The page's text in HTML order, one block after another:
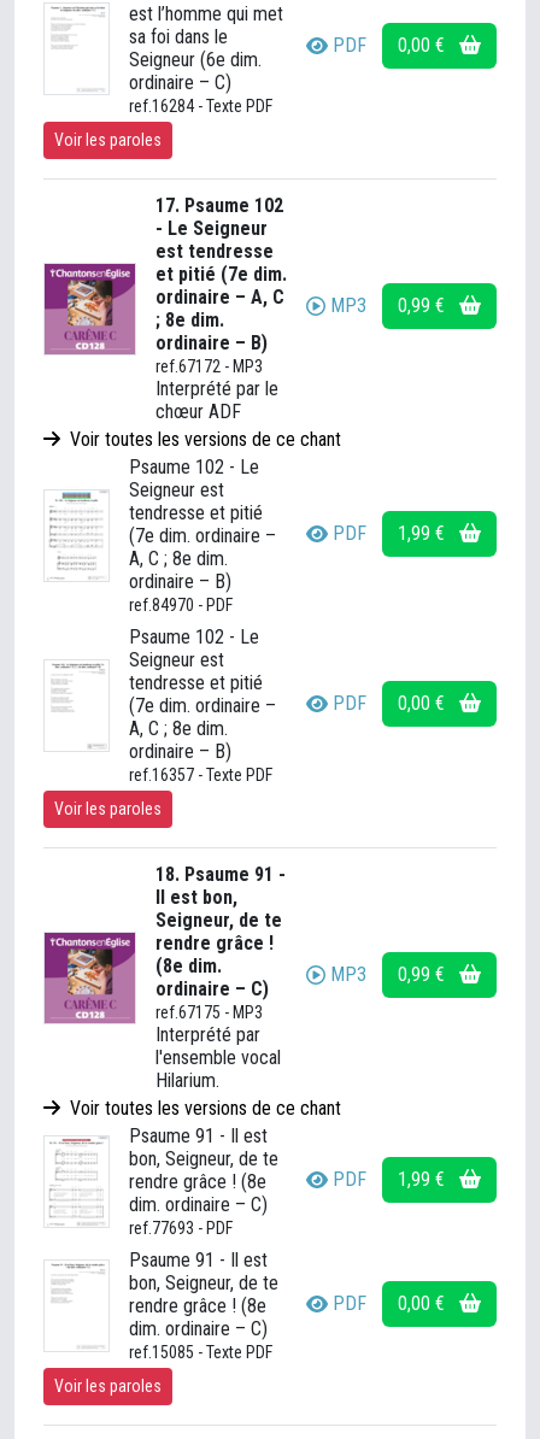
est l’homme qui met
sa foi dans le
Seigneur (6e dim.
ordinaire – C)
ref.16284 - Texte PDF
PDF 0,00 €
Voir les paroles
17. Psaume 102
- Le Seigneur
est tendresse
et pitié (7e dim.
ordinaire – A, C
; 8e dim.
ordinaire – B)
ref.67172 - MP3
Interprété par le
chœur ADF
MP3 0,99 €
Voir toutes les versions de ce chant
Psaume 102 - Le
Seigneur est
tendresse et pitié
(7e dim. ordinaire –
A, C ; 8e dim.
ordinaire – B)
ref.84970 - PDF
PDF 1,99 €
Psaume 102 - Le
Seigneur est
tendresse et pitié
(7e dim. ordinaire –
A, C ; 8e dim.
ordinaire – B)
ref.16357 - Texte PDF
PDF 0,00 €
Voir les paroles
18. Psaume 91 -
Il est bon,
Seigneur, de te
rendre grâce !
(8e dim.
ordinaire – C)
ref.67175 - MP3
Interprété par
l'ensemble vocal
Hilarium.
MP3 0,99 €
Voir toutes les versions de ce chant
Psaume 91 - Il est
bon, Seigneur, de te
rendre grâce ! (8e
dim. ordinaire – C)
ref.77693 - PDF
PDF 1,99 €
Psaume 91 - Il est
bon, Seigneur, de te
rendre grâce ! (8e
dim. ordinaire – C)
ref.15085 - Texte PDF
PDF 0,00 €
Voir les paroles